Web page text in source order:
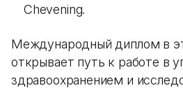
Chevening.
Международный диплом в
открывает путь к работе в
здравоохранением и